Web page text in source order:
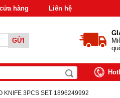
hàng Liên hệ
GỬI
KNIFE 3PCS SET 1896249992